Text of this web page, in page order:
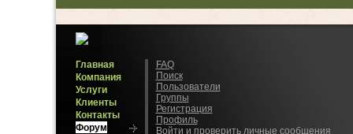
Главная
Компания
Услуги
Клиенты
Контакты
Форум
FAQ
Поиск
Пользователи
Группы
Регистрация
Профиль
Войти и проверить личные сообщения